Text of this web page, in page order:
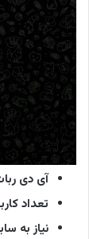
آی دی
تعداد
نیاز به